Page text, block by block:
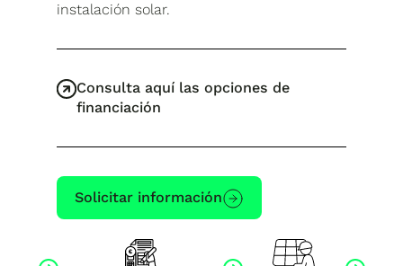
instalación solar.
Consulta aquí las opciones de
financiación
Solicitar información